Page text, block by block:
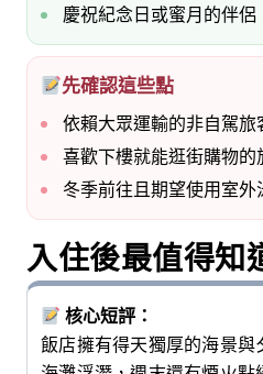
慶祝紀念日或蜜月的伴侶
先確認這些點
依賴大眾運輸的非自駕旅
喜歡下樓就能逛街購物的
冬季前往且期望使用室外
入住後最值得知
核心短評：
飯店擁有得天獨厚的海景